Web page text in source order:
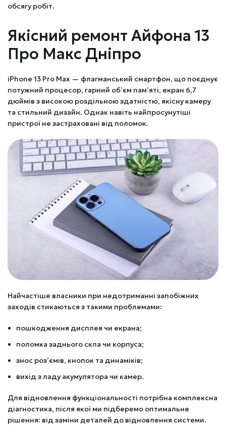
обсягу робіт.
Якісний ремонт Айфона 13
Про Макс Дніпро
iPhone 13 Pro Max — флагманський смартфон, що поєднує
потужний процесор, гарний об’єм пам’яті, екран 6,7
дюймів з високою роздільною здатністю, якісну камеру
та стильний дизайн. Однак навіть найпросунутіші
пристрої не застраховані від поломок.
Найчастіше власники при недотриманні запобіжних
заходів стикаються з такими проблемами:
пошкодження дисплея чи екрана;
поломка заднього скла чи корпуса;
знос роз’ємів, кнопок та динаміків;
вихід з ладу акумулятора чи камер.
Для відновлення функціональності потрібна комплексна
діагностика, після якої ми підберемо оптимальне
рішення: від заміни деталей до відновлення системи.